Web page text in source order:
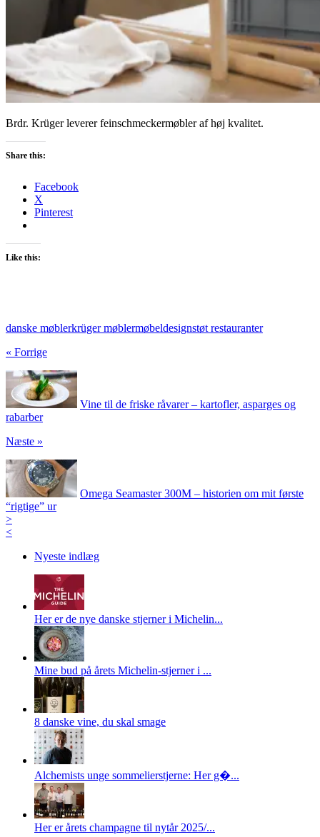
Brdr. Krüger leverer feinschmeckermøbler af høj kvalitet.
Share this:
Facebook
X
Pinterest
Like this:
danske møblerkrüger møblermøbeldesignstøt restauranter
« Forrige
Vine til de friske råvarer – kartofler, asparges og
rabarber
Næste »
Omega Seamaster 300M – historien om mit første
“rigtige” ur
>
<
Nyeste indlæg
Her er de nye danske stjerner i Michelin...
Mine bud på årets Michelin-stjerner i ...
8 danske vine, du skal smage
Alchemists unge sommelierstjerne: Her g�...
Her er årets champagne til nytår 2025/...